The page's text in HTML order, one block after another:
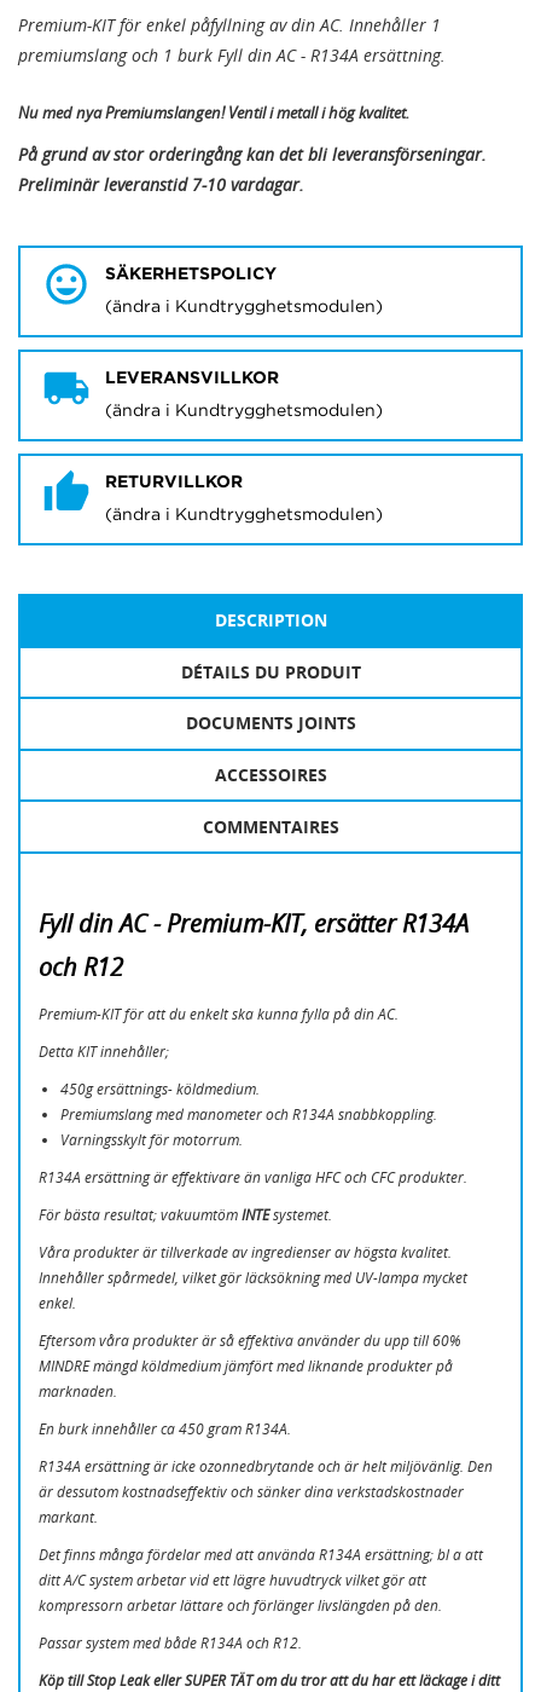
Premium-KIT för enkel påfyllning av din AC. Innehåller 1
premiumslang och 1 burk Fyll din AC - R134A ersättning.
Nu med nya Premiumslangen! Ventil i metall i hög kvalitet.
På grund av stor orderingång kan det bli leveransförseningar.
Preliminär leveranstid 7-10 vardagar.
SÄKERHETSPOLICY
(ändra i Kundtrygghetsmodulen)
LEVERANSVILLKOR
(ändra i Kundtrygghetsmodulen)
RETURVILLKOR
(ändra i Kundtrygghetsmodulen)
DESCRIPTION
DÉTAILS DU PRODUIT
DOCUMENTS JOINTS
ACCESSOIRES
COMMENTAIRES
Fyll din AC - Premium-KIT, ersätter R134A
och R12
Premium-KIT för att du enkelt ska kunna fylla på din AC.
Detta KIT innehåller;
450g ersättnings- köldmedium.
Premiumslang med manometer och R134A snabbkoppling.
Varningsskylt för motorrum.
R134A ersättning är effektivare än vanliga HFC och CFC produkter.
För bästa resultat; vakuumtömINTEsystemet.
Våra produkter är tillverkade av ingredienser av högsta kvalitet.
Innehåller spårmedel, vilket gör läcksökning med UV-lampa mycket
enkel.
Eftersom våra produkter är så effektiva använder du upp till 60%
MINDRE mängd köldmedium jämfört med liknande produkter på
marknaden.
En burk innehåller ca 450 gram R134A.
R134A ersättning är icke ozonnedbrytande och är helt miljövänlig. Den
är dessutom kostnadseffektiv och sänker dina verkstadskostnader
markant.
Det finns många fördelar med att använda R134A ersättning; bl a att
ditt A/C system arbetar vid ett lägre huvudtryck vilket gör att
kompressorn arbetar lättare och förlänger livslängden på den.
Passar system med både R134A och R12.
Köp till Stop Leak eller SUPER TÄT om du tror att du har ett läckage i ditt
MINA ÖNSKELISTOR
CRÉER UNE LISTE D'ENVIES
CONNEXION
à votre liste d'envies.
Annuler